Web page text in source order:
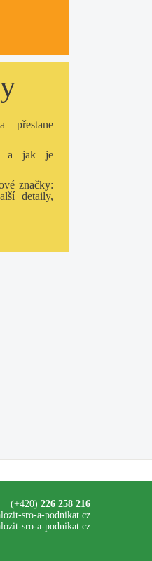
přestane
a jak je
značky:
detaily,
(+420) 226 258 216
sro-a-podnikat.cz
sro-a-podnikat.cz